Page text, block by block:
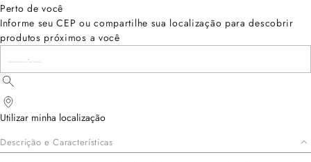
Perto de você
Informe seu CEP ou compartilhe sua localização para descobrir
produtos próximos a você
Utilizar minha localização
Descrição e Características